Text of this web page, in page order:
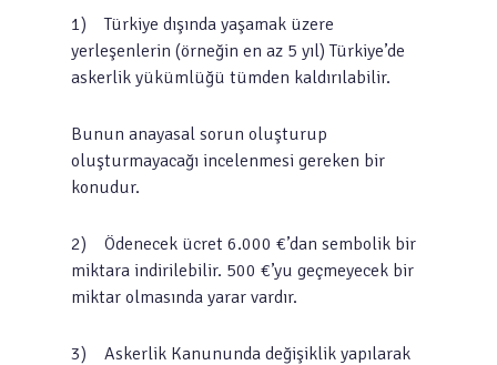
1) Türkiye dışında yaşamak üzere
yerleşenlerin (örneğin en az 5 yıl) Türkiye’de
askerlik yükümlüğü tümden kaldırılabilir.
Bunun anayasal sorun oluşturup
oluşturmayacağı incelenmesi gereken bir
konudur.
2) Ödenecek ücret 6.000 €’dan sembolik bir
miktara indirilebilir. 500 €’yu geçmeyecek bir
miktar olmasında yarar vardır.
3) Askerlik Kanununda değişiklik yapılarak